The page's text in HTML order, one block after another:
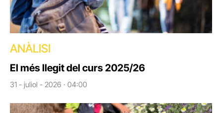
ANÀLISI
El més llegit del curs 2025/26
31 - juliol - 2026 · 04:00